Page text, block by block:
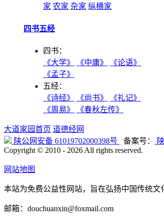
家 农家 杂家 纵横家
四书五经
四书：
《大学》
《中庸》
《论语》
《孟子》
五经：
《诗经》
《尚书》
《礼记》
《周易》
《春秋左传》
大道家园首页 道德经网
陕公网安备 61019702000398号
备案号：
Copyright © 2010 - 2026 All rights reserved.
网站地图
本站为免费公益性网站，旨在弘扬中国传统文
邮箱：douchuanxin@foxmail.com